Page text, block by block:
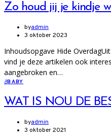
Zo houd jij je kindje
byadmin
3 oktober 2023
Inhoudsopgave Hide
vind je deze artikelen ook
aangebroken en…
BBABY
WAT IS NOU DE
byadmin
3 oktober 2021